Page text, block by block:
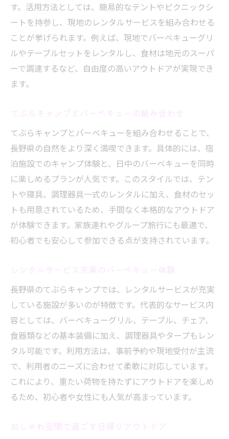
す。活用方法としては、簡易的なテントやピクニックシ
ートを持参し、現地のレンタルサービスを組み合わせる
ことが挙げられます。例えば、現地でバーベキューグリ
ルやテーブルセットをレンタルし、食材は地元のスーパ
ーで調達するなど、自由度の高いアウトドアが実現でき
ます。
てぶらキャンプとバーベキューを組み合わせることで、
長野県の自然をより深く満喫できます。具体的には、宿
泊施設でのキャンプ体験と、日中のバーベキューを同時
に楽しめるプランが人気です。このスタイルでは、テン
トや寝具、調理器具一式のレンタルに加え、食材のセッ
トも用意されているため、手間なく本格的なアウトドア
が体験できます。家族連れやグループ旅行にも最適で、
初心者でも安心して参加できる点が支持されています。
長野県のてぶらキャンプでは、レンタルサービスが充実
している施設が多いのが特徴です。代表的なサービス内
容としては、バーベキューグリル、テーブル、チェア、
食器類などの基本装備に加え、調理器具やタープもレン
タル可能です。利用方法は、事前予約や現地受付が主流
で、利用者のニーズに合わせて柔軟に対応しています。
これにより、重たい荷物を持たずにアウトドアを楽しめ
るため、初心者や女性にも人気が高まっています。